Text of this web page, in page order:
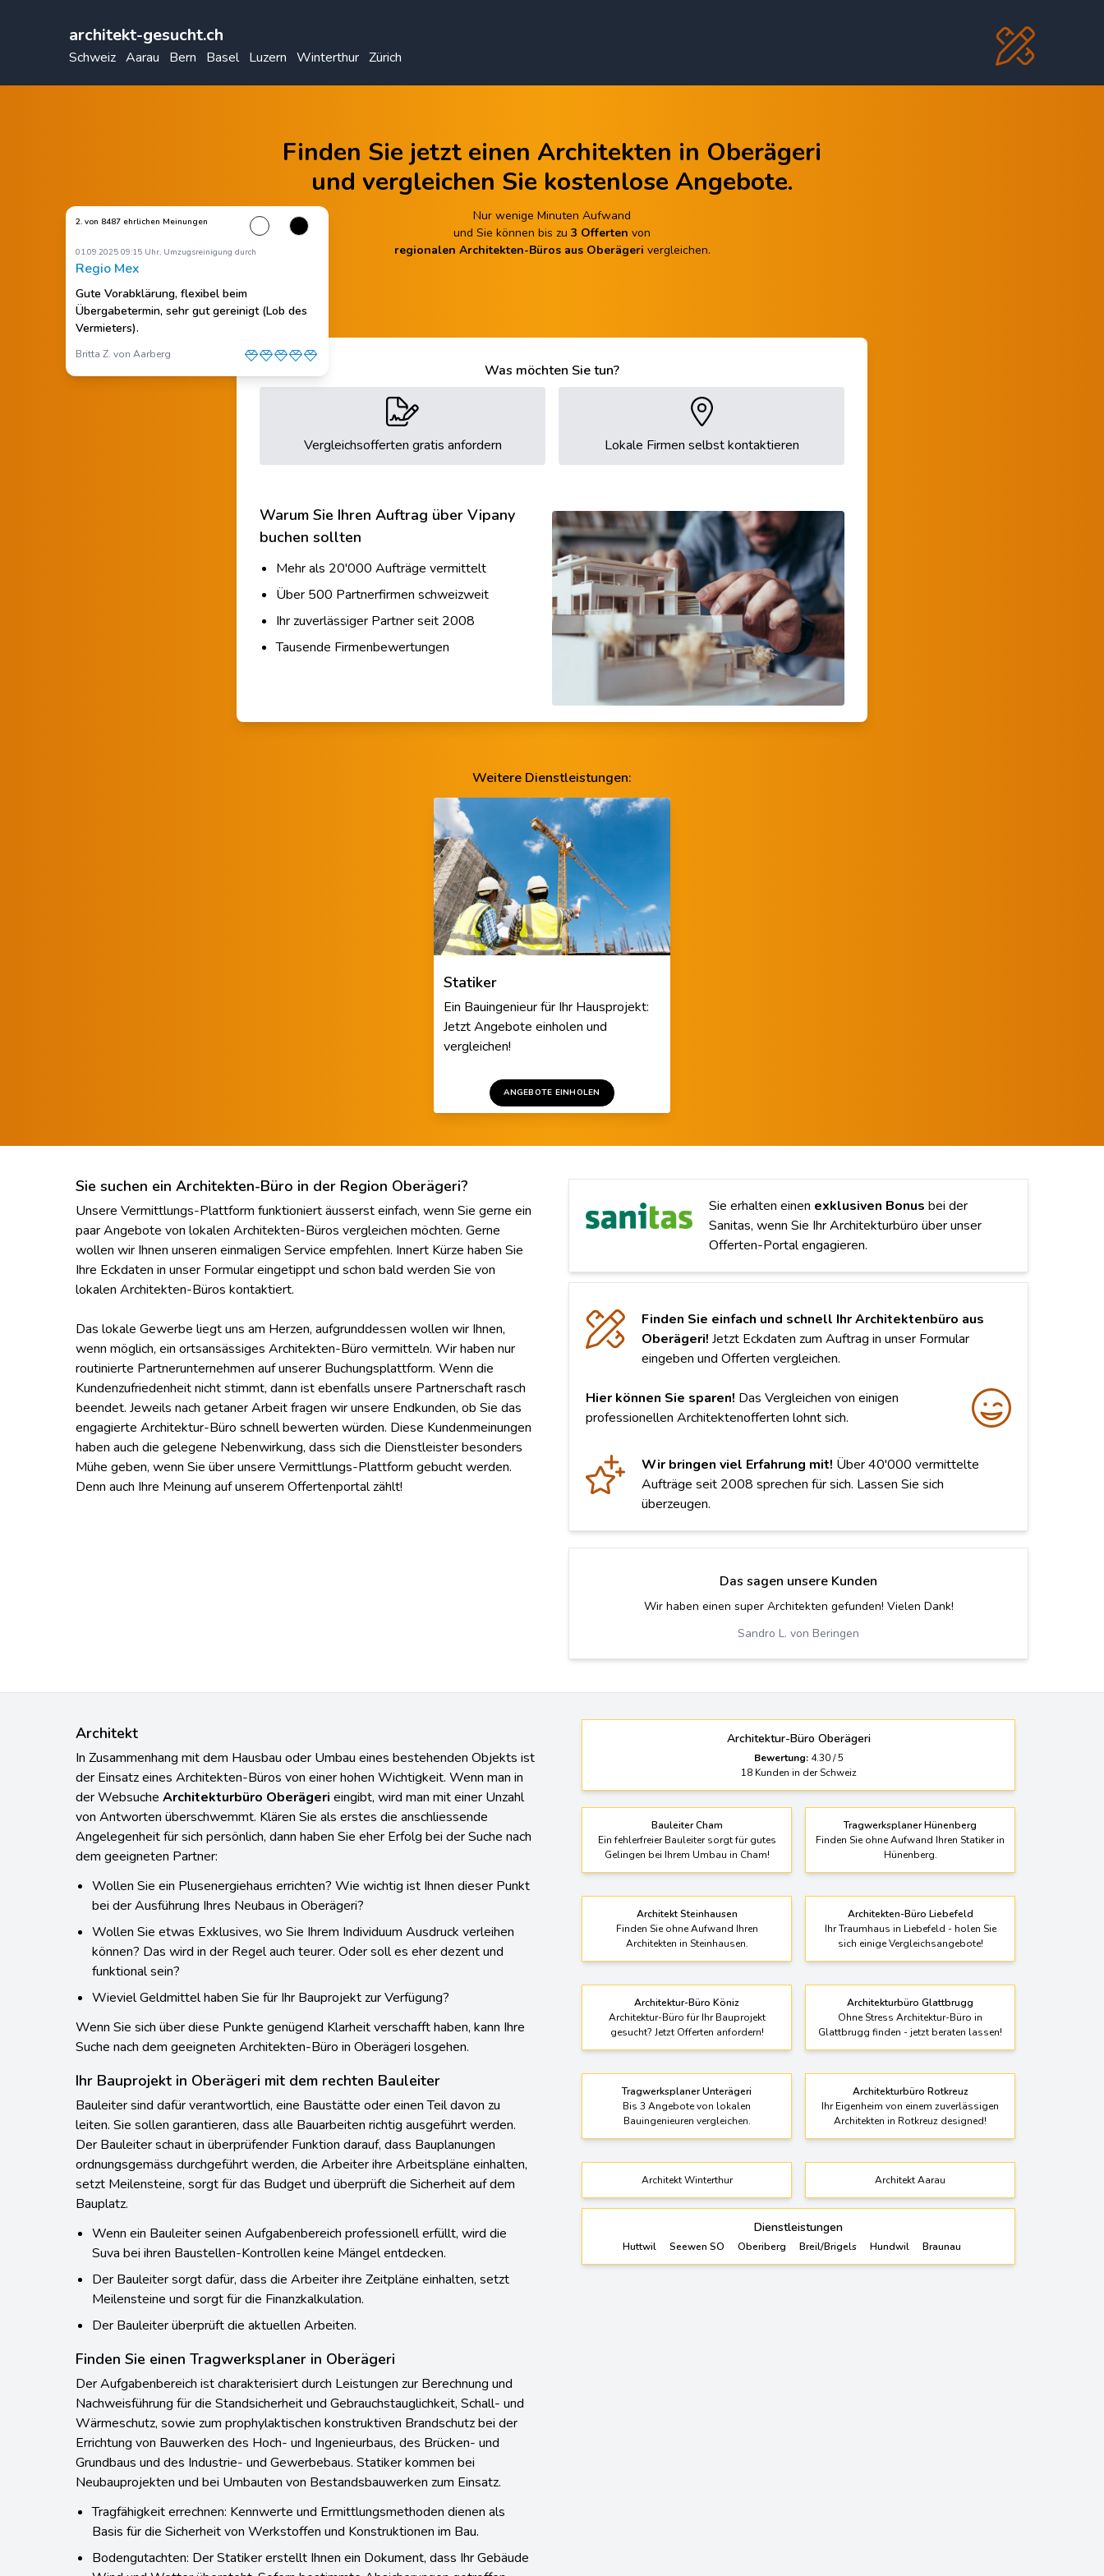
architekt-gesucht.ch
Schweiz Aarau Bern Basel Luzern Winterthur Zürich
Finden Sie jetzt einen Architekten in Oberägeri
und vergleichen Sie kostenlose Angebote.
Nur wenige Minuten Aufwand
und Sie können bis zu 3 Offerten von
regionalen Architekten-Büros aus Oberägeri vergleichen.
2. von 8487 ehrlichen Meinungen
01.09.2025 09:15 Uhr, Umzugsreinigung durch
Regio Mex
Gute Vorabklärung, flexibel beim
Übergabetermin, sehr gut gereinigt (Lob des
Vermieters).
Britta Z. von Aarberg
Was möchten Sie tun?
Vergleichsofferten gratis anfordern Lokale Firmen selbst kontaktieren
Warum Sie Ihren Auftrag über Vipany
buchen sollten
Mehr als 20'000 Aufträge vermittelt
Über 500 Partnerfirmen schweizweit
Ihr zuverlässiger Partner seit 2008
Tausende Firmenbewertungen
Weitere Dienstleistungen:
Statiker
Ein Bauingenieur für Ihr Hausprojekt:
Jetzt Angebote einholen und
vergleichen!
ANGEBOTE EINHOLEN
Sie suchen ein Architekten-Büro in der Region Oberägeri?
Unsere Vermittlungs-Plattform funktioniert äusserst einfach, wenn Sie gerne ein
paar Angebote von lokalen Architekten-Büros vergleichen möchten. Gerne
wollen wir Ihnen unseren einmaligen Service empfehlen. Innert Kürze haben Sie
Ihre Eckdaten in unser Formular eingetippt und schon bald werden Sie von
lokalen Architekten-Büros kontaktiert.
Das lokale Gewerbe liegt uns am Herzen, aufgrunddessen wollen wir Ihnen,
wenn möglich, ein ortsansässiges Architekten-Büro vermitteln. Wir haben nur
routinierte Partnerunternehmen auf unserer Buchungsplattform. Wenn die
Kundenzufriedenheit nicht stimmt, dann ist ebenfalls unsere Partnerschaft rasch
beendet. Jeweils nach getaner Arbeit fragen wir unsere Endkunden, ob Sie das
engagierte Architektur-Büro schnell bewerten würden. Diese Kundenmeinungen
haben auch die gelegene Nebenwirkung, dass sich die Dienstleister besonders
Mühe geben, wenn Sie über unsere Vermittlungs-Plattform gebucht werden.
Denn auch Ihre Meinung auf unserem Offertenportal zählt!
Sie erhalten einen exklusiven Bonus bei der
Sanitas, wenn Sie Ihr Architekturbüro über unser
Offerten-Portal engagieren.
Finden Sie einfach und schnell Ihr Architektenbüro aus
Oberägeri! Jetzt Eckdaten zum Auftrag in unser Formular
eingeben und Offerten vergleichen.
Hier können Sie sparen! Das Vergleichen von einigen
professionellen Architektenofferten lohnt sich.
Wir bringen viel Erfahrung mit! Über 40'000 vermittelte
Aufträge seit 2008 sprechen für sich. Lassen Sie sich
überzeugen.
Das sagen unsere Kunden
Wir haben einen preiswerten Statiker beauftragt, der alles zu unserer vollsten
Architekt
In Zusammenhang mit dem Hausbau oder Umbau eines bestehenden Objekts ist
der Einsatz eines Architekten-Büros von einer hohen Wichtigkeit. Wenn man in
der Websuche Architekturbüro Oberägerieingibt, wird man mit einer Unzahl
von Antworten überschwemmt. Klären Sie als erstes die anschliessende
Angelegenheit für sich persönlich, dann haben Sie eher Erfolg bei der Suche nach
Wollen Sie ein Plusenergiehaus errichten? Wie wichtig ist Ihnen dieser Punkt
bei der Ausführung Ihres Neubaus in Oberägeri?
Wollen Sie etwas Exklusives, wo Sie Ihrem Individuum Ausdruck verleihen
können? Das wird in der Regel auch teurer. Oder soll es eher dezent und
funktional sein?
Wenn Sie sich über diese Punkte genügend Klarheit verschafft haben, kann Ihre
Ihr Bauprojekt in Oberägeri mit dem rechten Bauleiter
Bauleiter sind dafür verantwortlich, eine Baustätte oder einen Teil davon zu
leiten. Sie sollen garantieren, dass alle Bauarbeiten richtig ausgeführt werden.
Der Bauleiter schaut in überprüfender Funktion darauf, dass Bauplanungen
ordnungsgemäss durchgeführt werden, die Arbeiter ihre Arbeitspläne einhalten,
setzt Meilensteine, sorgt für das Budget und überprüft die Sicherheit auf dem
Wenn ein Bauleiter seinen Aufgabenbereich professionell erfüllt, wird die
Suva bei ihren Baustellen-Kontrollen keine Mängel entdecken.
Der Bauleiter sorgt dafür, dass die Arbeiter ihre Zeitpläne einhalten, setzt
Meilensteine und sorgt für die Finanzkalkulation.
Finden Sie einen Tragwerksplaner in Oberägeri
Der Aufgabenbereich ist charakterisiert durch Leistungen zur Berechnung und
Nachweisführung für die Standsicherheit und Gebrauchstauglichkeit, Schall- und
Wärmeschutz, sowie zum prophylaktischen konstruktiven Brandschutz bei der
Errichtung von Bauwerken des Hoch- und Ingenieurbaus, des Brücken- und
Grundbaus und des Industrie- und Gewerbebaus. Statiker kommen bei
Tragfähigkeit errechnen: Kennwerte und Ermittlungsmethoden dienen als
Basis für die Sicherheit von Werkstoffen und Konstruktionen im Bau.
Architektur-Büro Oberägeri
Bewertung:4.30/5
18Kunden in der Schweiz
Bauleiter Cham
Ein fehlerfreier Bauleiter sorgt für gutes
Gelingen bei Ihrem Umbau in Cham!
Tragwerksplaner Hünenberg
Finden Sie ohne Aufwand Ihren Statiker in
Hünenberg.
Architekt Steinhausen
Finden Sie ohne Aufwand Ihren
Architekten in Steinhausen.
Architekten-Büro Liebefeld
Ihr Traumhaus in Liebefeld - holen Sie
sich einige Vergleichsangebote!
Architektur-Büro Köniz
Architektur-Büro für Ihr Bauprojekt
gesucht? Jetzt Offerten anfordern!
Architekturbüro Glattbrugg
Ohne Stress Architektur-Büro in
Glattbrugg finden - jetzt beraten lassen!
Tragwerksplaner Unterägeri
Bis 3 Angebote von lokalen
Bauingenieuren vergleichen.
Architekturbüro Rotkreuz
Ihr Eigenheim von einem zuverlässigen
Architekten in Rotkreuz designed!
Architekt Winterthur Architekt Aarau
Dienstleistungen
Huttwil Seewen SO Oberiberg Breil/Brigels Hundwil Braunau